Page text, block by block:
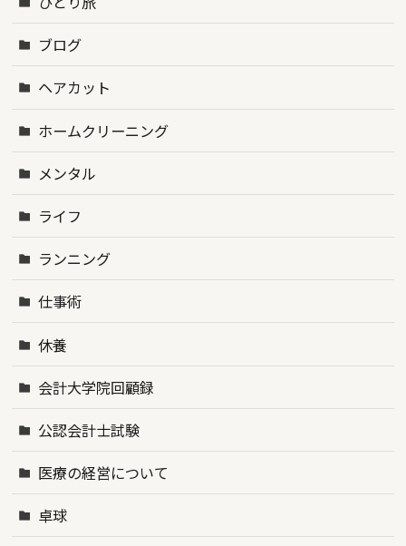
ブログ
ヘアカット
ホームクリーニング
メンタル
ライフ
ランニング
仕事術
休養
会計大学院回顧録
公認会計士試験
医療の経営について
卓球